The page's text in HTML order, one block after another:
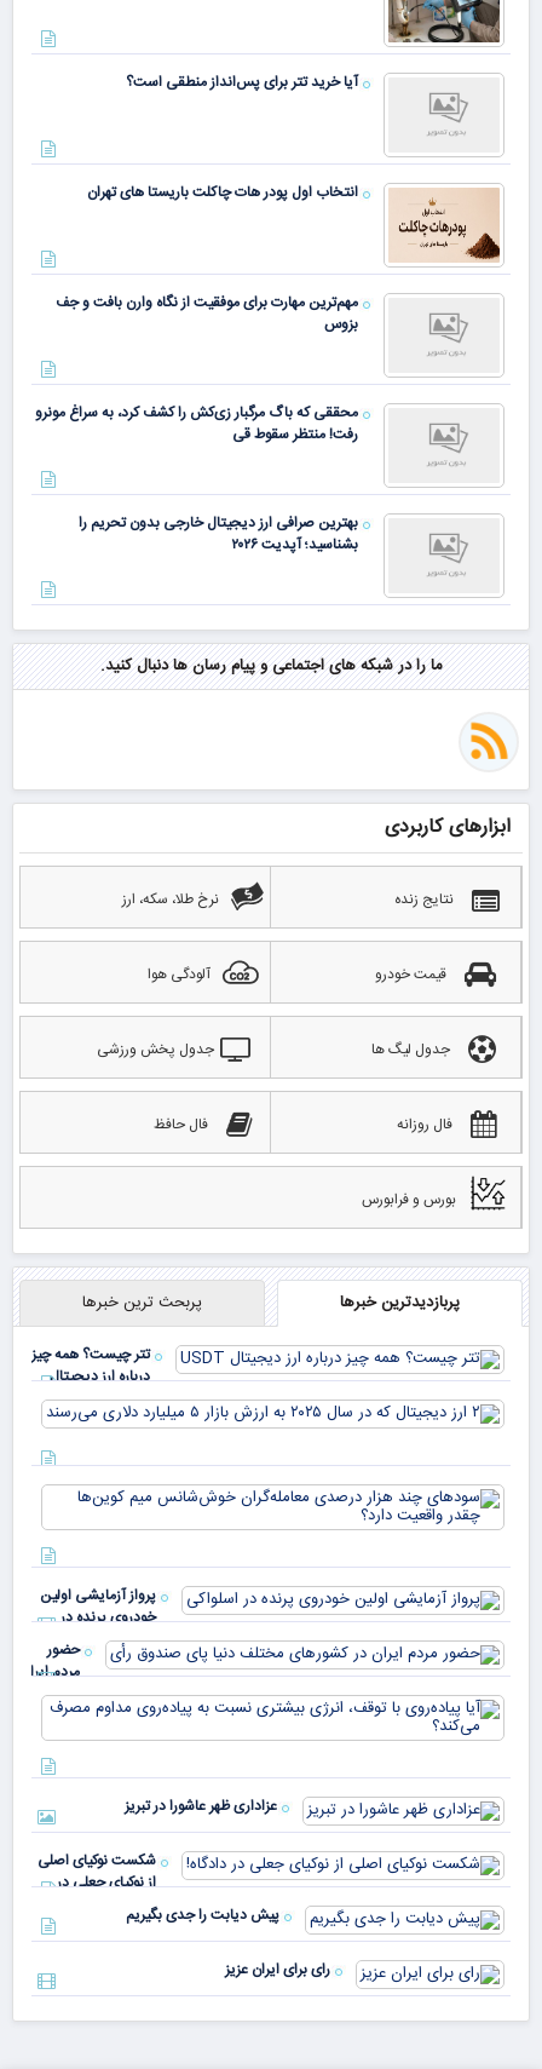
آیا خرید تتر برای پس‌انداز منطقی است؟
انتخاب اول پودر هات چاکلت باریستا های تهران
مهم‌ترین مهارت برای موفقیت از نگاه وارن بافت و جف
بزوس
محققی که باگ مرگبار زی‌کش را کشف کرد، به سراغ مونرو
رفت! منتظر سقوط قی
بهترین صرافی ارز دیجیتال خارجی بدون تحریم را
بشناسید؛ آپدیت ۲۰۲۶
ما را در شبکه های اجتماعی و پیام رسان ها دنبال کنید.
ابزارهای کاربردی
نتایج زنده نرخ طلا، سکه، ارز
قیمت خودرو آلودگی هوا
جدول لیگ ها جدول پخش ورزشی
فال روزانه فال حافظ
بورس و فرابورس
پربازدیدترین خبرها پربحث ترین خبرها
تتر چیست؟ همه چیز
درباره ارز دیجیتال
USDT
پرواز آزمایشی اولین
خودروی پرنده در
اسلواکی
حضور
مردم ایران
در
کشورهای
مختلف
دنیا پای
صندوق
عزاداری ظهر عاشورا در تبریز
شکست نوکیای اصلی
از نوکیای جعلی در
دادگاه!
پیش دیابت را جدی بگیریم
رای برای ایران عزیز